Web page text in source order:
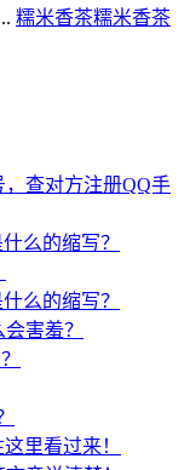
糯米香茶糯米香茶
查对方注册QQ手
么的缩写？
么的缩写？
害羞？
里看过来！